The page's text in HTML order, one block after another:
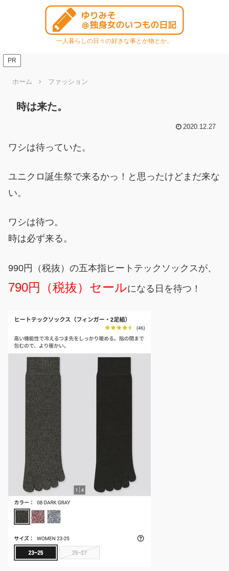
一人暮らしの日々の好きな事とか物とか。
PR
ホーム ファッション
時は来た。
2020.12.27
ワシは待っていた。
ユニクロ誕生祭で来るかっ！と思ったけどまだ来な
い。
ワシは待つ。
時は必ず来る。
990円（税抜）の五本指ヒートテックソックスが、
790円（税抜）セールになる日を待つ！